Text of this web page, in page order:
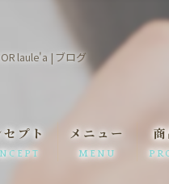
laule'a | ブログ
セプト メニュー
MENU